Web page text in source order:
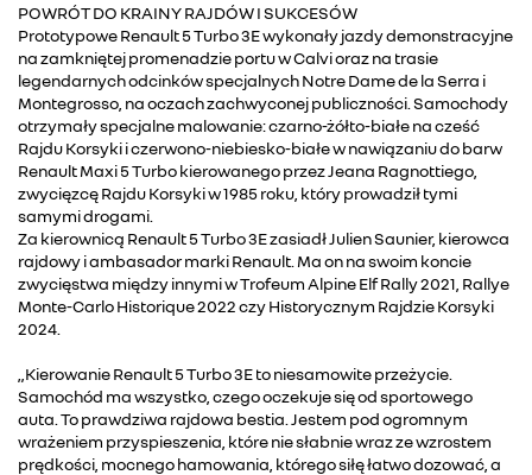
POWRÓT DO KRAINY RAJDÓW I SUKCESÓW
Prototypowe Renault 5 Turbo 3E wykonały jazdy demonstracyjne
na zamkniętej promenadzie portu w Calvi oraz na trasie
legendarnych odcinków specjalnych Notre Dame de la Serra i
Montegrosso, na oczach zachwyconej publiczności. Samochody
otrzymały specjalne malowanie: czarno-żółto-białe na cześć
Rajdu Korsyki i czerwono-niebiesko-białe w nawiązaniu do barw
Renault Maxi 5 Turbo kierowanego przez Jeana Ragnottiego,
zwycięzcę Rajdu Korsyki w 1985 roku, który prowadził tymi
samymi drogami.
Za kierownicą Renault 5 Turbo 3E zasiadł Julien Saunier, kierowca
rajdowy i ambasador marki Renault. Ma on na swoim koncie
zwycięstwa między innymi w Trofeum Alpine Elf Rally 2021, Rallye
Monte-Carlo Historique 2022 czy Historycznym Rajdzie Korsyki
2024.
„Kierowanie Renault 5 Turbo 3E to niesamowite przeżycie.
Samochód ma wszystko, czego oczekuje się od sportowego
auta. To prawdziwa rajdowa bestia. Jestem pod ogromnym
wrażeniem przyspieszenia, które nie słabnie wraz ze wzrostem
prędkości, mocnego hamowania, którego siłę łatwo dozować, a